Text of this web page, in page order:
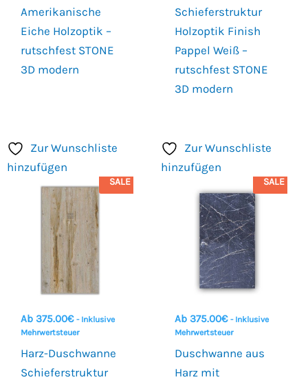
Amerikanische
Eiche Holzoptik –
rutschfest STONE
3D modern
Schieferstruktur
Holzoptik Finish
Pappel Weiß –
rutschfest STONE
3D modern
Zur Wunschliste
hinzufügen
SALE
Ab 375.00€ - Inklusive
Mehrwertsteuer
Harz-Duschwanne
Schieferstruktur
Zur Wunschliste
hinzufügen
SALE
Ab 375.00€ - Inklusive
Mehrwertsteuer
Duschwanne aus
Harz mit